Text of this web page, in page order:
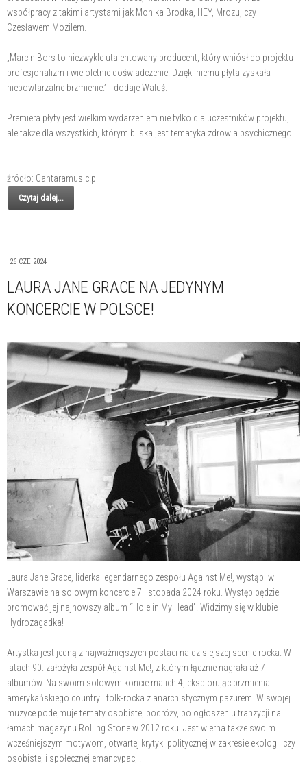
współpracy z takimi artystami jak Monika Brodka, HEY, Mrozu, czy
Czesławem Mozilem.
„Marcin Bors to niezwykle utalentowany producent, który wniósł do projektu
profesjonalizm i wieloletnie doświadczenie. Dzięki niemu płyta zyskała
niepowtarzalne brzmienie.” - dodaje Waluś.
Premiera płyty jest wielkim wydarzeniem nie tylko dla uczestników projektu,
ale także dla wszystkich, którym bliska jest tematyka zdrowia psychicznego.
źródło: Cantaramusic.pl
Czytaj dalej...
26 CZE 2024
LAURA JANE GRACE NA JEDYNYM
KONCERCIE W POLSCE!
Laura Jane Grace, liderka legendarnego zespołu Against Me!, wystąpi w
Warszawie na solowym koncercie 7 listopada 2024 roku. Występ będzie
promować jej najnowszy album “Hole in My Head”. Widzimy się w klubie
Hydrozagadka!
Artystka jest jedną z najważniejszych postaci na dzisiejszej scenie rocka. W
latach 90. założyła zespół Against Me!, z którym łącznie nagrała aż 7
albumów. Na swoim solowym koncie ma ich 4, eksplorując brzmienia
amerykańskiego country i folk-rocka z anarchistycznym pazurem. W swojej
muzyce podejmuje tematy osobistej podróży, po ogłoszeniu tranzycji na
łamach magazynu Rolling Stone w 2012 roku. Jest wierna także swoim
wcześniejszym motywom, otwartej krytyki politycznej w zakresie ekologii czy
osobistej i społecznej emancypacji.